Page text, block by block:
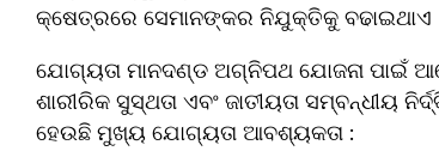
କ୍ଷେତ୍ରରେ ସେମାନଙ୍କର ନିଯୁକ୍ତିକୁ ବଢାଇଥାଏ
ଯୋଗ୍ୟତା ମାନଦଣ୍ଡ ଅଗ୍ନିପଥ ଯୋଜନା ପାଇଁ
ଶାରୀରିକ ସୁସ୍ଥତା ଏବଂ ଜାତୀୟତା
ହେଉଛି ମୁଖ୍ୟ ଯୋଗ୍ୟତା ଆବଶ୍ୟକତା :